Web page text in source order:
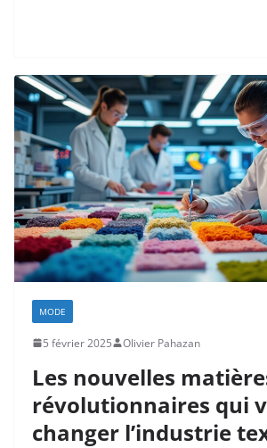
MODE
5 février 2025 Olivier Pahazan
Les nouvelles
révolutionnaires qui
changer l’industrie